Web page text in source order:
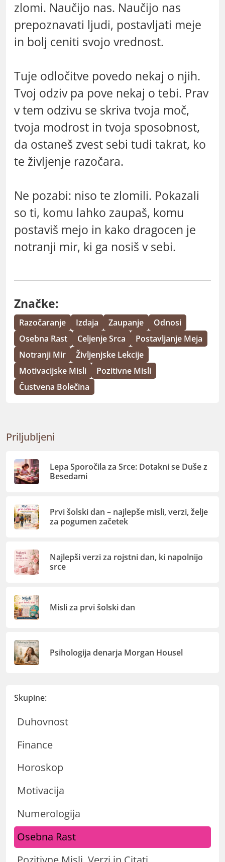
zlomi. Naučijo nas. Naučijo nas
prepoznavati ljudi, postavljati meje
in bolj ceniti svojo vrednost.
Tuje odločitve povedo nekaj o njih.
Tvoj odziv pa pove nekaj o tebi. Prav
v tem odzivu se skriva tvoja moč,
tvoja modrost in tvoja sposobnost,
da ostaneš zvest sebi tudi takrat, ko
te življenje razočara.
Ne pozabi: niso te zlomili. Pokazali
so ti, komu lahko zaupaš, komu
postaviš mejo in kako dragocen je
notranji mir, ki ga nosiš v sebi.
Značke:
Razočaranje Izdaja Zaupanje
Odnosi
Osebna Rast
Celjenje Srca
Postavljanje Meja
Notranji Mir
Življenjske Lekcije
Motivacijske Misli
Pozitivne Misli
Čustvena Bolečina
Priljubljeni
Lepa Sporočila za Srce: Dotakni se Duše z
Besedami
Prvi šolski dan – najlepše misli, verzi, želje
za pogumen začetek
Najlepši verzi za rojstni dan, ki napolnijo
srce
Misli za prvi šolski dan
Psihologija denarja Morgan Housel
Skupine:
Duhovnost
Finance
Horoskop
Motivacija
Numerologija
Osebna Rast